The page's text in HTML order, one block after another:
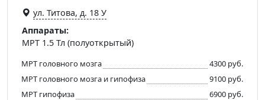
ул. Титова, д. 18 У
Аппараты:
МРТ 1.5 Тл (полуоткрытый)
МРТ головного мозга
4300 руб.
МРТ головного мозга и гипофиза
9100 руб.
МРТ гипофиза
6900 руб.